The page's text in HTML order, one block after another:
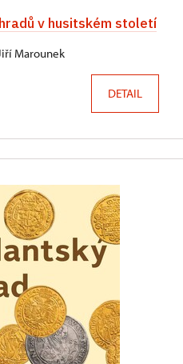
v husitském století
Marounek
DETAIL